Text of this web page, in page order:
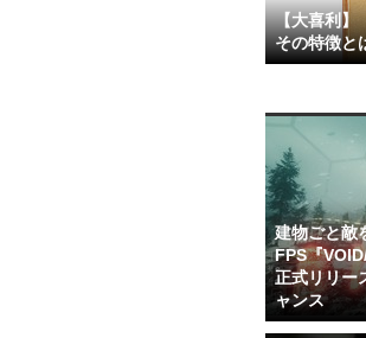
【大喜利】
その特徴と
建物ごと敵
FPS『
正式リリー
ャンス